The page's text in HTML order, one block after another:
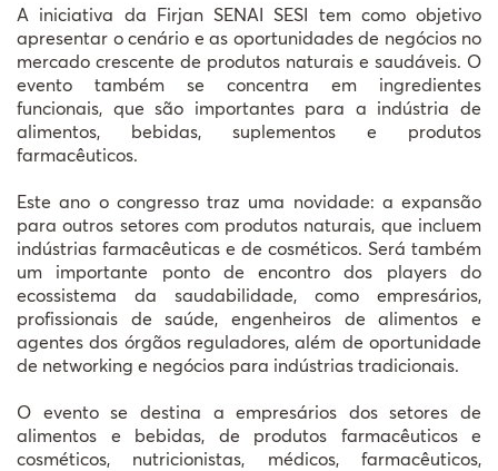
A iniciativa da Firjan SENAI SESI tem como objetivo
apresentar o cenário e as oportunidades de negócios no
mercado crescente de produtos naturais e saudáveis. O
evento também se concentra em ingredientes
funcionais, que são importantes para a indústria de
alimentos, bebidas, suplementos e produtos
farmacêuticos.
Este ano o congresso traz uma novidade: a expansão
para outros setores com produtos naturais, que incluem
indústrias farmacêuticas e de cosméticos. Será também
um importante ponto de encontro dos players do
ecossistema da saudabilidade, como empresários,
profissionais de saúde, engenheiros de alimentos e
agentes dos órgãos reguladores, além de oportunidade
de networking e negócios para indústrias tradicionais.
O evento se destina a empresários dos setores de
alimentos e bebidas, de produtos farmacêuticos e
cosméticos, nutricionistas, médicos, farmacêuticos,